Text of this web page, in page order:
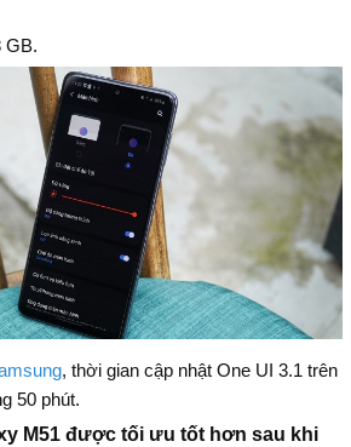
GB.
, thời gian cập nhật One UI 3.1 trên
50 phút.
M51 được tối ưu tốt hơn sau khi